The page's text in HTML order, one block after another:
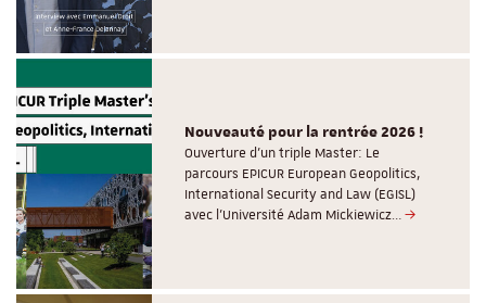
Nouveauté pour la rentrée 2026 !
Ouverture d'un triple Master: Le
parcours EPICUR European Geopolitics,
International Security and Law (EGISL)
avec l’Université Adam Mickiewicz…